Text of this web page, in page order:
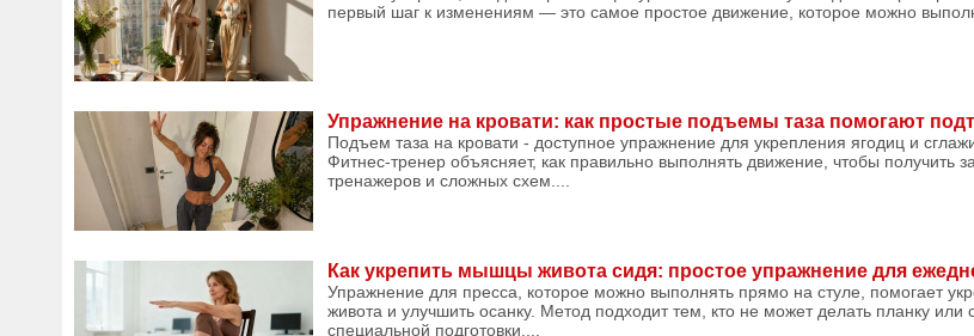
первый шаг к изменениям — это самое простое движение, которое можно
Упражнение на кровати: как простые подъемы таза помогают
Подъем таза на кровати - доступное упражнение для укрепления ягодиц и
Фитнес-тренер объясняет, как правильно выполнять движение, чтобы получить
тренажеров и сложных схем....
Как укрепить мышцы живота сидя: простое упражнение для
Упражнение для пресса, которое можно выполнять прямо на стуле, помогает
живота и улучшить осанку. Метод подходит тем, кто не может делать планку или
специальной подготовки....